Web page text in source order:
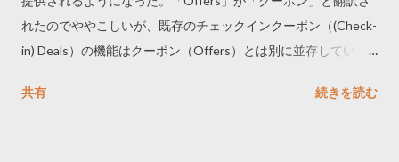
れたのでややこしいが、既存のチェックインクーポン（(Check-
in) Deals）の機能はクーポン（Offers）とは別に並存してい
共有
続きを読む